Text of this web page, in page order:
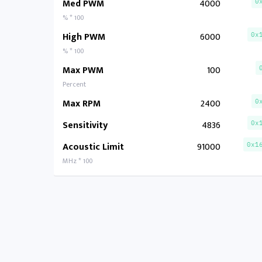
Med PWM
% * 100
4000
High PWM
% * 100
6000
Max PWM
Percent
100
Max RPM 2400
Sensitivity 4836
Acoustic Limit
MHz * 100
91000